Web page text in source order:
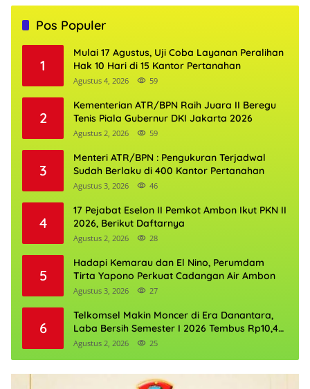
Pos Populer
1
Mulai 17 Agustus, Uji Coba Layanan Peralihan
Hak 10 Hari di 15 Kantor Pertanahan
Agustus 4, 2026 59
2
Kementerian ATR/BPN Raih Juara II Beregu
Tenis Piala Gubernur DKI Jakarta 2026
Agustus 2, 2026 59
3
Menteri ATR/BPN : Pengukuran Terjadwal
Sudah Berlaku di 400 Kantor Pertanahan
Agustus 3, 2026 46
4
17 Pejabat Eselon II Pemkot Ambon Ikut PKN II
2026, Berikut Daftarnya
Agustus 2, 2026 28
5
Hadapi Kemarau dan El Nino, Perumdam
Tirta Yapono Perkuat Cadangan Air Ambon
Agustus 3, 2026 27
6
Telkomsel Makin Moncer di Era Danantara,
Laba Bersih Semester I 2026 Tembus Rp10,4
Triliun
Agustus 2, 2026 25